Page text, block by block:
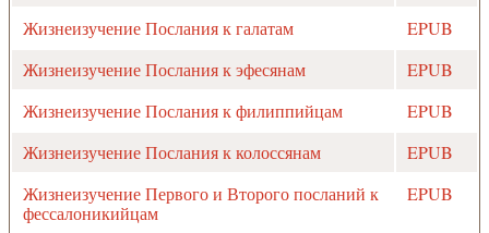
Жизнеизучение Послания к галатам
EPUB
Жизнеизучение Послания к эфесянам
EPUB
Жизнеизучение Послания к филиппийцам
EPUB
Жизнеизучение Послания к колоссянам
EPUB
Жизнеизучение Первого и Второго посланий к
фессалоникийцам
EPUB